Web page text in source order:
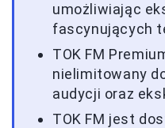
umożliwiając
fascynujących
TOK FM
nielimitowany
audycji oraz
TOK FM jest